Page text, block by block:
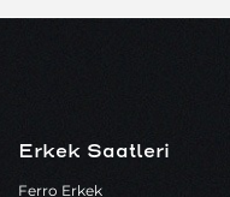
Erkek Saatleri
Ferro Erkek